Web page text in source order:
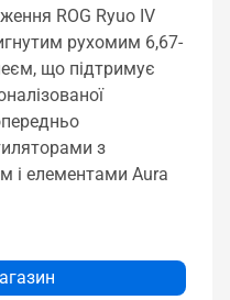
ROG Ryuo IV
рухомим 6,67-
що підтримує
з
і елементами Aura